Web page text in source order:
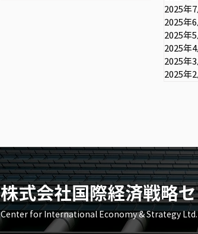
2025年7
2025年6
2025年5
2025年4
2025年3
2025年2
株式会社国際経済戦略
Center for International Economy & Strategy Ltd.